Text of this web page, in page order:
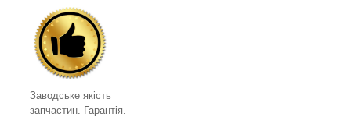
Заводське якість
запчастин. Гарантія.